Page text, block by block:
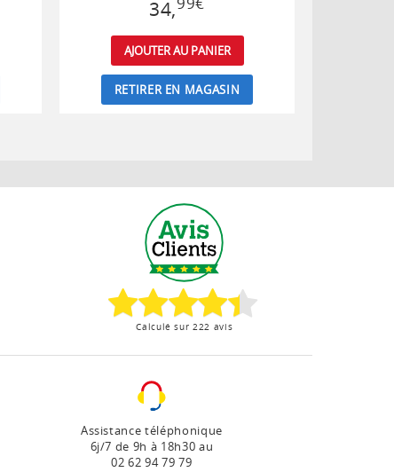
34,
AJOUTER AU PANIER
RETIRER EN MAGASIN
Calculé sur 222 avis
Assistance téléphonique
6j/7 de 9h à 18h30 au
02 62 94 79 79